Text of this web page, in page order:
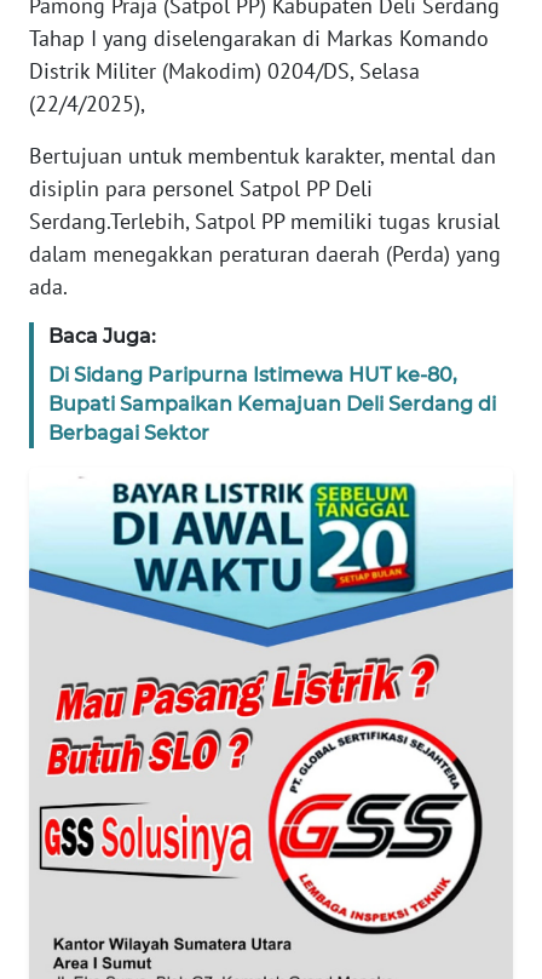
Pamong Praja (Satpol PP) Kabupaten Deli Serdang
Tahap I yang diselengarakan di Markas Komando
Distrik Militer (Makodim) 0204/DS, Selasa
(22/4/2025),
Bertujuan untuk membentuk karakter, mental dan
disiplin para personel Satpol PP Deli
Serdang.Terlebih, Satpol PP memiliki tugas krusial
dalam menegakkan peraturan daerah (Perda) yang
ada.
Baca Juga:
Di Sidang Paripurna Istimewa HUT ke-80,
Bupati Sampaikan Kemajuan Deli Serdang di
Berbagai Sektor
DISCLAIMER
News
WN
SUMUT
WN
WN
JABAR
WN
WN
KEPRI
WN
PAPUA
WN